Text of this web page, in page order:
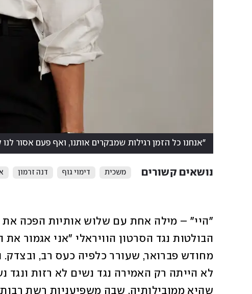
"אנחנו כל הזמן רגילות שמבקרים אותנו, ואף פעם אסור
נושאים קשורים משכית דימוי גוף דנה זרמון